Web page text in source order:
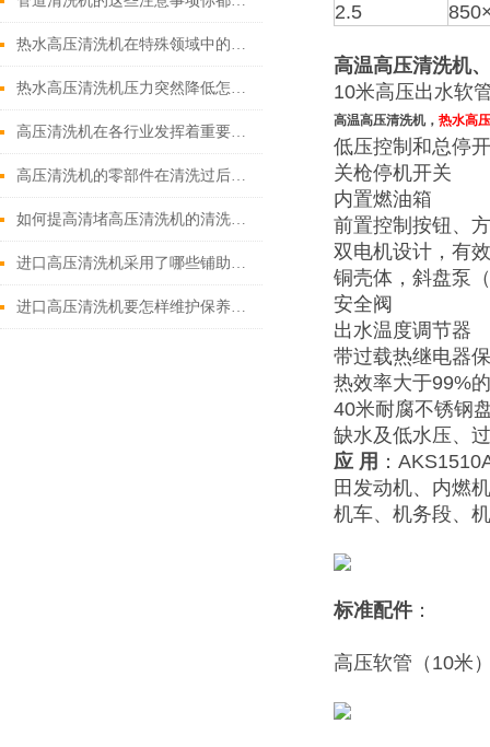
热水高压清洗机在特殊领域中的应用
热水高压清洗机压力突然降低怎么回事
高压清洗机在各行业发挥着重要的作用
高压清洗机的零部件在清洗过后还需要注意什么
如何提高清堵高压清洗机的清洗效果？
进口高压清洗机采用了哪些铺助系统
进口高压清洗机要怎样维护保养才算合理呢
2.5
高温高压清洗机、
10米高压出水软
高温高压清洗机， 热水高
低压控制和总停
关枪停机开关
内置燃油箱
前置控制按钮、
双电机设计，有
铜壳体，斜盘泵
安全阀
出水温度调节器
带过载热继电器
热效率大于99%
40米耐腐不锈钢
缺水及低水压、
应 用 ：
田发动机、内燃
机车、机务段、
标准配件：
高压软管（